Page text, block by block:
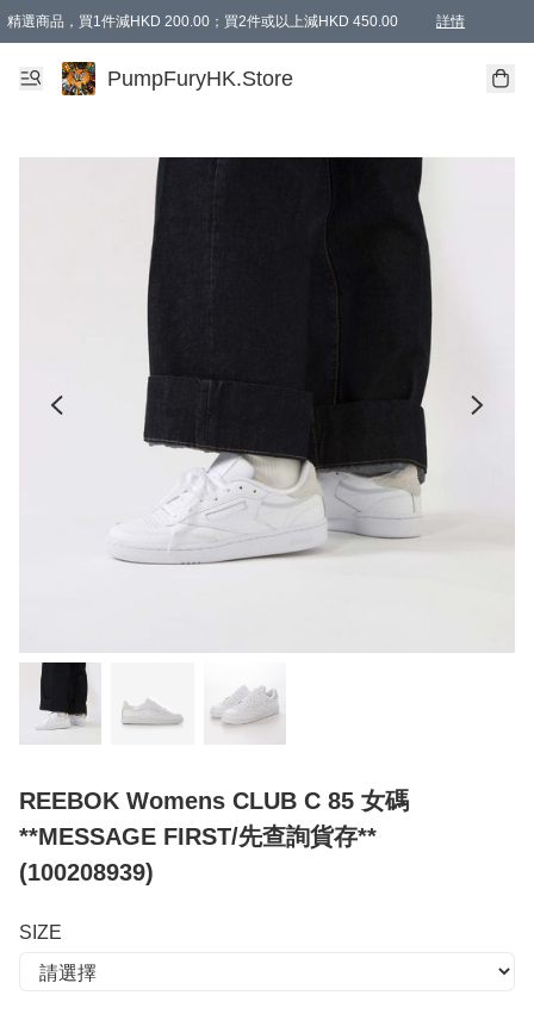
精選商品，買1件減HKD 200.00；買2件或以上減HKD 450.00 詳情
AAPE商品,會員專享9折或以上（按會員等級）AAPE products, members can
精選商品，任選買2件或以上減HKD 100.00
購物滿 HKD 800.00即享免運費優惠！（適用於 特定的送貨方式 )
PumpFuryHK.Store
REEBOK Womens CLUB C 85 女碼
**MESSAGE FIRST/先查詢貨存**
(100208939)
SIZE